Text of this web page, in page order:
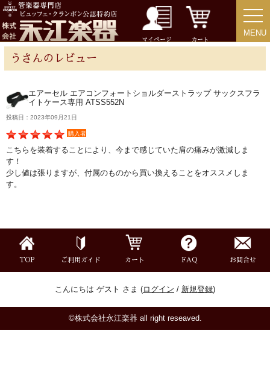
マイページ カート
MENU
MENU
うさんのレビュー
エアーセル エアコンフォートショルダーストラップ サックスフラ
イトケース専用 ATSS552N
投稿日：2023年09月21日
購入者
こちらを装着することにより、今まで感じていた肩の痛みが激減しま
す！
少し値は張りますが、付属のものから買い換えることをオススメしま
す。
TOP ご利用ガイド カート FAQ お問合せ
こんにちは ゲスト さま (ログイン / 新規登録)
©株式会社永江楽器 all right reseaved.
チューバ
アクセサリー
リード＆リードケース
マウスピース＆ポーチ
ストラップ
楽器ケース＆ケースカバー